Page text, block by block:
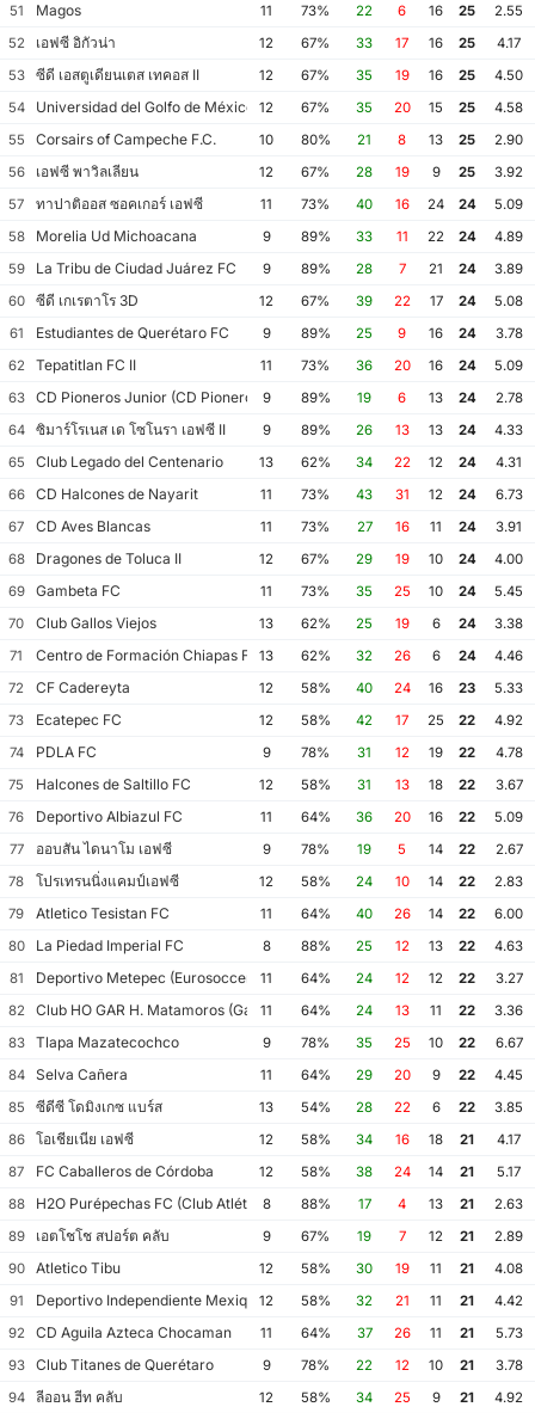
51
Magos 11 73% 22 6 16 25
2.55
52
เอฟซี อิกัวน่า 12 67% 33 17 16 25
4.17
53
ซีดี เอสตูเดียนเตส เทคอส II 12 67% 35 19 16 25
4.50
54
Universidad del Golfo de México FC
12 67% 35 20 15 25
4.58
55
Corsairs of Campeche F.C. 10 80% 21 8 13 25
2.90
56
เอฟซี พาวิลเลียน 12 67% 28 19 9 25
3.92
57
ทาปาติออส ซอคเกอร์ เอฟซี 11 73% 40 16 24 24
5.09
58
Morelia Ud Michoacana 9 89% 33 11 22 24
4.89
59
La Tribu de Ciudad Juárez FC 9 89% 28 7 21 24
3.89
60
ซีดี เกเรตาโร 3D 12 67% 39 22 17 24
5.08
61
Estudiantes de Querétaro FC 9 89% 25 9 16 24
3.78
62
Tepatitlan FC II 11 73% 36 20 16 24
5.09
63
CD Pioneros Junior (CD Pioneros de Cancún II)
9 89% 19 6 13 24
2.78
64
ซิมาร์โรเนส เด โซโนรา เอฟซี II 9 89% 26 13 13 24
4.33
65
Club Legado del Centenario 13 62% 34 22 12 24
4.31
66
CD Halcones de Nayarit 11 73% 43 31 12 24
6.73
67
CD Aves Blancas 11 73% 27 16 11 24
3.91
68
Dragones de Toluca II 12 67% 29 19 10 24
4.00
69
Gambeta FC 11 73% 35 25 10 24
5.45
70
Club Gallos Viejos 13 62% 25 19 6 24
3.38
71
Centro de Formación Chiapas Fútbol
13 62% 32 26 6 24
4.46
72
CF Cadereyta 12 58% 40 24 16 23
5.33
73
Ecatepec FC 12 58% 42 17 25 22
4.92
74
PDLA FC 9 78% 31 12 19 22
4.78
75
Halcones de Saltillo FC 12 58% 31 13 18 22
3.67
76
Deportivo Albiazul FC 11 64% 36 20 16 22
5.09
77
ออบสัน ไดนาโม เอฟซี 9 78% 19 5 14 22
2.67
78
โปรเทรนนิ่งแคมป์เอฟซี 12 58% 24 10 14 22
2.83
79
Atletico Tesistan FC 11 64% 40 26 14 22
6.00
80
La Piedad Imperial FC 8 88% 25 12 13 22
4.63
81
Deportivo Metepec (Eurosoccer FC)
11 64% 24 12 12 22
3.27
82
Club HO GAR H. Matamoros (Gavilanes FC Matamoros II)
11 64% 24 13 11 22
3.36
83
Tlapa Mazatecochco 9 78% 35 25 10 22
6.67
84
Selva Cañera 11 64% 29 20 9 22
4.45
85
ซีดีซี โดมิงเกซ แบร์ส 13 54% 28 22 6 22
3.85
86
โอเชียเนีย เอฟซี 12 58% 34 16 18 21
4.17
87
FC Caballeros de Córdoba 12 58% 38 24 14 21
5.17
88
H2O Purépechas FC (Club Atlético Morelia II)
8 88% 17 4 13 21
2.63
89
เอตโชโช สปอร์ต คลับ 9 67% 19 7 12 21
2.89
90
Atletico Tibu 12 58% 30 19 11 21
4.08
91
Deportivo Independiente Mexiquense
12 58% 32 21 11 21
4.42
92
CD Aguila Azteca Chocaman 11 64% 37 26 11 21
5.73
93
Club Titanes de Querétaro 9 78% 22 12 10 21
3.78
94
ลีออน ฮีท คลับ 12 58% 34 25 9 21
4.92